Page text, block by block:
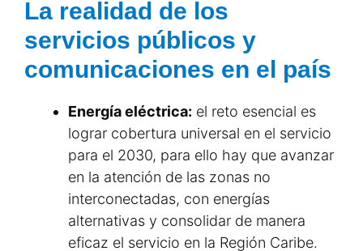
La realidad de los
servicios públicos y
comunicaciones en el país
Energía eléctrica: el reto esencial es
lograr cobertura universal en el servicio
para el 2030, para ello hay que avanzar
en la atención de las zonas no
interconectadas, con energías
alternativas y consolidar de manera
eficaz el servicio en la Región Caribe.